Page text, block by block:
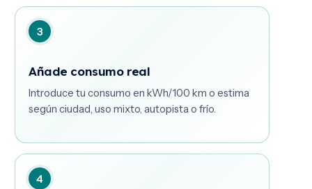
3
Añade consumo real
Introduce tu consumo en kWh/100 km o estima
según ciudad, uso mixto, autopista o frío.
4